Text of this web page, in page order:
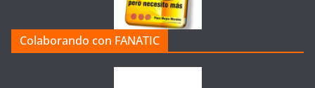
Colaborando con FANATIC